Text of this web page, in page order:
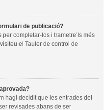
de publicació?
completar-los i trametre’ls més
el Tauler de control de
hagi decidit que les entrades del
revisades abans de ser